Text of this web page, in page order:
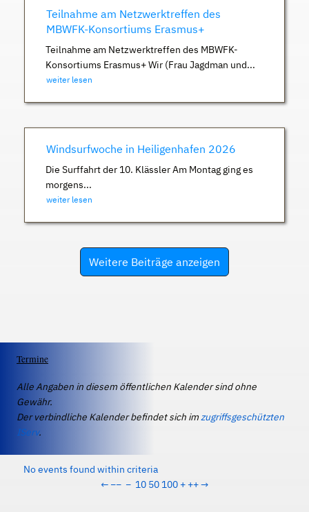
Teilnahme am Netzwerktreffen des
MBWFK-Konsortiums Erasmus+
Teilnahme am Netzwerktreffen des MBWFK-
Konsortiums Erasmus+ Wir (Frau Jagdman und...
weiter lesen
Windsurfwoche in Heiligenhafen 2026
Die Surffahrt der 10. Klässler Am Montag ging es
morgens...
weiter lesen
Weitere Beiträge anzeigen
Termine
Alle Angaben in diesem öffentlichen Kalender sind ohne
Gewähr.
Der verbindliche Kalender befindet sich imzugriffsgeschützten
IServ.
No events found within criteria
← −− − 10 50 100 + ++→